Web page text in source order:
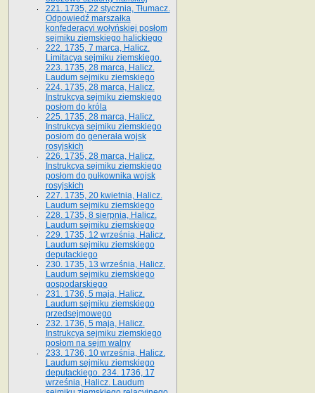
221. 1735, 22 stycznia, Tłumacz.
Odpowiedź marszałka
konfederacyi wołyńskiej posłom
sejmiku ziemskiego halickiego
222. 1735, 7 marca, Halicz.
Limitacya sejmiku ziemskiego.
223. 1735, 28 marca, Halicz.
Laudum sejmiku ziemskiego
224. 1735, 28 marca, Halicz.
Instrukcya sejmiku ziemskiego
posłom do króla
225. 1735, 28 marca, Halicz.
Instrukcya sejmiku ziemskiego
posłom do generała wojsk
rosyjskich
226. 1735, 28 marca, Halicz.
Instrukcya sejmiku ziemskiego
posłom do pułkownika wojsk
rosyjskich
227. 1735, 20 kwietnia, Halicz.
Laudum sejmiku ziemskiego
228. 1735, 8 sierpnia, Halicz.
Laudum sejmiku ziemskiego
229. 1735, 12 września, Halicz.
Laudum sejmiku ziemskiego
deputackiego
230. 1735, 13 września, Halicz.
Laudum sejmiku ziemskiego
gospodarskiego
231. 1736, 5 maja, Halicz.
Laudum sejmiku ziemskiego
przedsejmowego
232. 1736, 5 maja, Halicz.
Instrukcya sejmiku ziemskiego
posłom na sejm walny
233. 1736, 10 września, Halicz.
Laudum sejmiku ziemskiego
deputackiego. 234. 1736, 17
września, Halicz. Laudum